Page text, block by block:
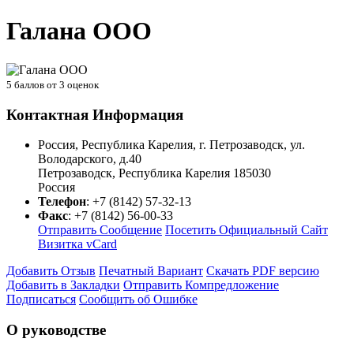
Галана ООО
5 баллов от 3 оценок
Контактная Информация
Россия, Республика Карелия, г. Петрозаводск, ул.
Володарского, д.40
Петрозаводск, Республика Карелия 185030
Россия
Телефон: +7 (8142) 57-32-13
Факс: +7 (8142) 56-00-33
Отправить Сообщение Посетить Официальный Сайт
Визитка vCard
Добавить Отзыв Печатный Вариант Скачать PDF версию
Добавить в Закладки Отправить Компредложение
Подписаться Сообщить об Ошибке
О руководстве